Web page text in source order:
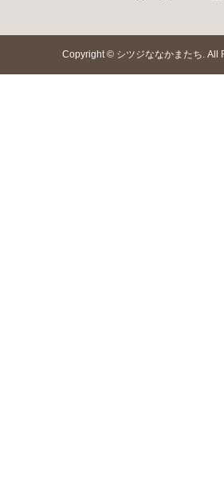
Copyright ©シツジななかまたち. All